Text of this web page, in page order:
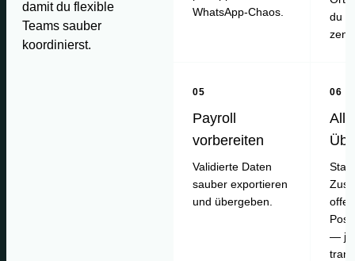
damit du flexible
Teams sauber
koordinierst.
WhatsApp-Chaos.
du
05
Payroll
vorbereiten
Validierte Daten
sauber exportieren
und übergeben.
06
—